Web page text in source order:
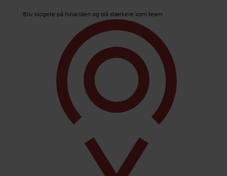
Bliv klogere på hinanden og stå stærkere som team